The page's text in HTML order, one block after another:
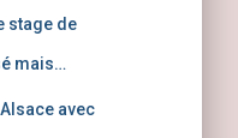
stage de
mais…
avec